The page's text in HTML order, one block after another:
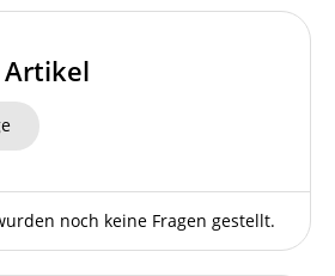
Artikel
noch keine Fragen gestellt.